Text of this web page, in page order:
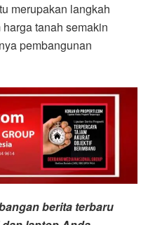
merupakan langkah
tanah semakin
pembangunan
berita terbaru